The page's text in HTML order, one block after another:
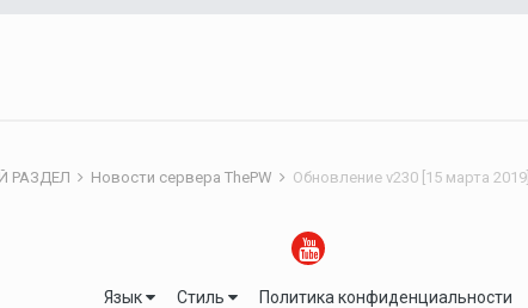
РАЗДЕЛ Новости сервера ThePW Обновление v230 [15 марта 2019]
Язык Стиль Политика конфиденциальности